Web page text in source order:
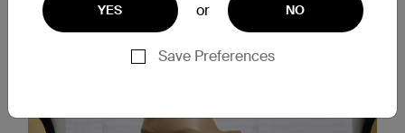
YES or NO
Save Preferences